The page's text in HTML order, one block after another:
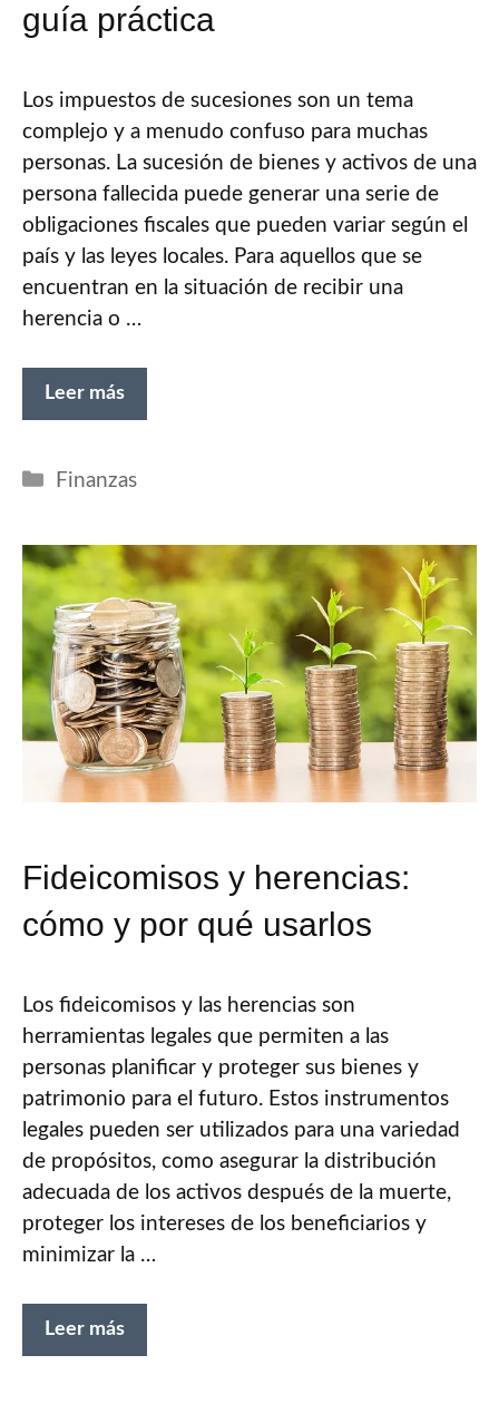
guía práctica
Los impuestos de sucesiones son un tema
complejo y a menudo confuso para muchas
personas. La sucesión de bienes y activos de una
persona fallecida puede generar una serie de
obligaciones fiscales que pueden variar según el
país y las leyes locales. Para aquellos que se
encuentran en la situación de recibir una
herencia o …
Leer más
Categorías
Finanzas
Fideicomisos y herencias:
cómo y por qué usarlos
Los fideicomisos y las herencias son
herramientas legales que permiten a las
personas planificar y proteger sus bienes y
patrimonio para el futuro. Estos instrumentos
legales pueden ser utilizados para una variedad
de propósitos, como asegurar la distribución
adecuada de los activos después de la muerte,
proteger los intereses de los beneficiarios y
minimizar la …
Leer más